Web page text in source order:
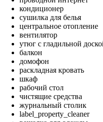
кондиционер
сушилка для белья
центральное отопление
вентилятор
утюг с гладильной
балкон
домофон
раскладная кровать
шкаф
рабочий стол
чистящие средства
журнальный столик
label_property_cleaner